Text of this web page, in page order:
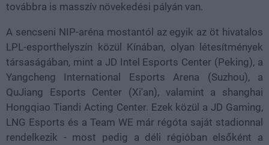
továbbra is masszív növekedési pályán van.
A sencseni NIP-aréna mostantól az egyik az öt hivatalos
LPL-esporthelyszín közül Kínában, olyan létesítmények
társaságában, mint a JD Intel Esports Center (Peking), a
Yangcheng International Esports Arena (Suzhou), a
QuJiang Esports Center (Xi'an), valamint a shanghai
Hongqiao Tiandi Acting Center. Ezek közül a JD Gaming,
LNG Esports és a Team WE már régóta saját stadionnal
rendelkezik - most pedig a déli régióban elsőként a